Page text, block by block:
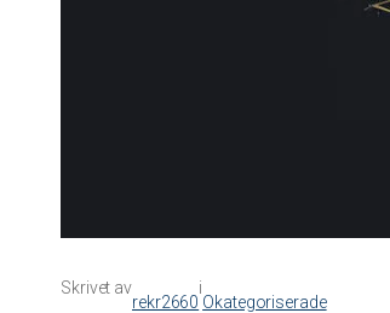
Skrivet av
rekr2660
i
Okategoriserade